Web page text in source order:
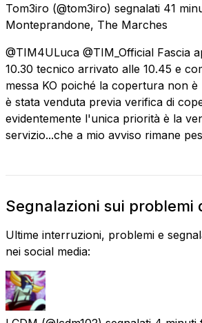
Tom3iro (@tom3iro) segnalati 41
Monteprandone, The Marches
@TIM4ULuca @TIM_Official Fascia
10.30 tecnico arrivato alle 10.45 e
messa KO poiché la copertura non è
è stata venduta previa verifica di
evidentemente l'unica priorità è la
servizio...che a mio avviso rimane
Segnalazioni sui problemi
Ultime interruzioni, problemi e
nei social media: